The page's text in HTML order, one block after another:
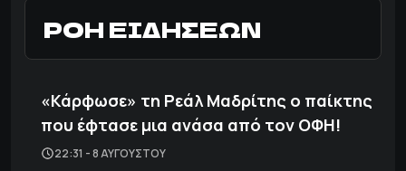
ΡΟΗ ΕΙΔΗΣΕΩΝ
«Κάρφωσε» τη Ρεάλ Μαδρίτης ο παίκτης
που έφτασε μια ανάσα από τον ΟΦΗ!
22:31 - 8 ΑΥΓΟΎΣΤΟΥ